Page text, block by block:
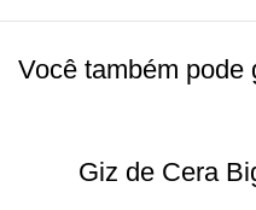
Você também
Giz de Cera